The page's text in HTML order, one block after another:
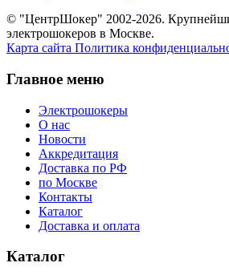
© "ЦентрШокер" 2002-2026.
электрошокеров в Москве.
Карта сайта Политика
Главное меню
Электрошокеры
О нас
Новости
Аккредитация
Доставка по РФ
по Москве
Контакты
Каталог
Доставка и оплата
Каталог